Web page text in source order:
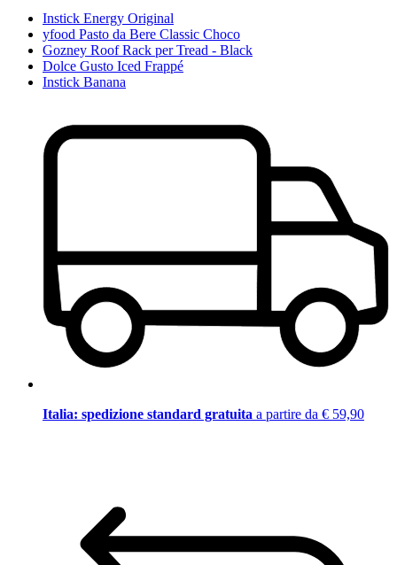
Instick Energy Original
yfood Pasto da Bere Classic Choco
Gozney Roof Rack per Tread - Black
Dolce Gusto Iced Frappé
Instick Banana
Italia: spedizione standard gratuita a partire da € 59,90